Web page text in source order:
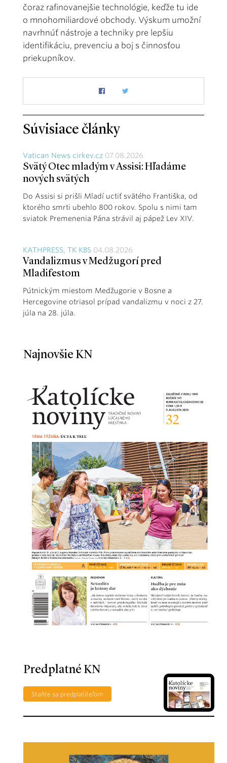
čoraz rafinovanejšie technológie, keďže tu ide
o mnohomiliardové obchody. Výskum umožní
navrhnúť nástroje a techniky pre lepšiu
identifikáciu, prevenciu a boj s činnosťou
priekupníkov.
Súvisiace články
Vatican News cirkev.cz 07.08.2026
Svätý Otec mladým v Assisi: Hľadáme
nových svätých
Do Assisi si prišli Mladí uctiť svätého Františka, od
ktorého smrti ubehlo 800 rokov. Spolu s nimi tam
sviatok Premenenia Pána strávil aj pápež Lev XIV.
KATHPRESS, TK KBS 04.08.2026
Vandalizmus v Medžugorí pred
Mladifestom
Pútnickým miestom Medžugorie v Bosne a
Hercegovine otriasol prípad vandalizmu v noci z 27.
júla na 28. júla.
Najnovšie KN
Predplatné KN
Staňte sa predplatiteľom